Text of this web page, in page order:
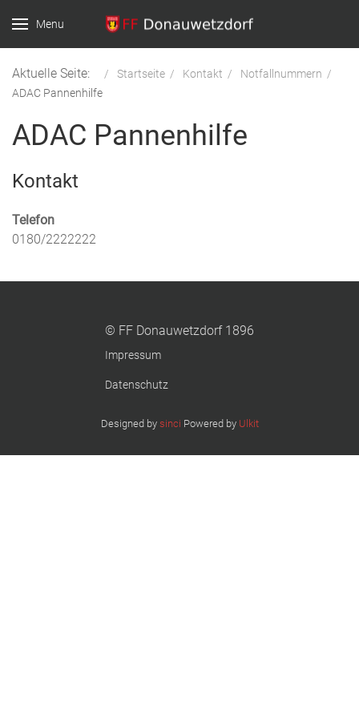
Menu
Aktuelle Seite: Startseite Kontakt
Notfallnummern
ADAC Pannenhilfe
ADAC Pannenhilfe
Kontakt
Telefon
0180/2222222
© FF Donauwetzdorf 1896
Impressum
Datenschutz
Designed by sinci Powered by Ulkit